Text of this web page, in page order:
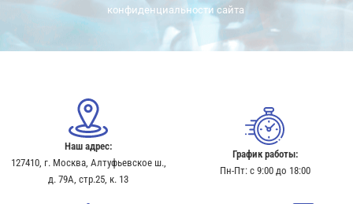
конфиденциальности сайта
Наш адрес:
127410, г. Москва, Алтуфьевское ш.,
д. 79А, стр.25, к. 13​
График работы:
Пн-Пт: с 9:00 до 18:00